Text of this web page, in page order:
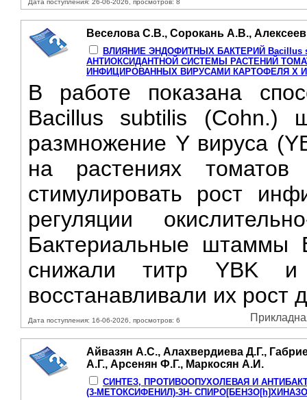
Дата поступления: 26-06-2026, просмотров: 8
Веселова С.В., Сорокань А.В.,
ВЛИЯНИЕ ЭНДОФИТНЫХ БАКТЕРИЙ
АНТИОКСИДАНТНОЙ СИСТЕМЫ РАСТЕНИЙ
ИНФИЦИРОВАННЫХ ВИРУСАМИ КАРТОФЕЛЯ X
В работе показана
Bacillus subtilis (Cohn.)
размножение Y вируса
на растениях
стимулировать рост
регуляции
Бактериальные
снижали титр YBK
восстанавливали их рост
Дата поступления: 16-06-2026, просмотров: 6
Айвазян А.С., Алахвердиева Д.Г.,
А.Г., Арсенян Ф.Г., Маркосян А.И.
СИНТЕЗ, ПРОТИВООПУХОЛЕВАЯ И
(3-МЕТОКСИФЕНИЛ)-3Н-